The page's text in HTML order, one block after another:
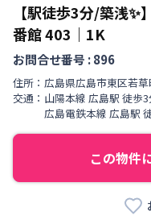
【駅徒歩3分/築浅
番館403 ｜ 1K
お問合せ番号 :896
住所： 広島県広島市東区若
交通： 山陽本線 広島駅 徒歩3
広島電鉄本線 広島駅
この物件